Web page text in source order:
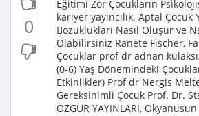
0
Eğitimi Zor Çocukların
kariyer yayıncılık. Aptal
Bozuklukları Nasıl Oluşur ve
Olabilirsiniz Ranete Fischer,
Çocuklar prof dr adnan
(0-6) Yaş Dönemindeki
Etkinlikler) Prof dr Nergis
Gereksinimli Çocuk Prof. Dr.
ÖZGÜR YAYINLARI, Okyanusun